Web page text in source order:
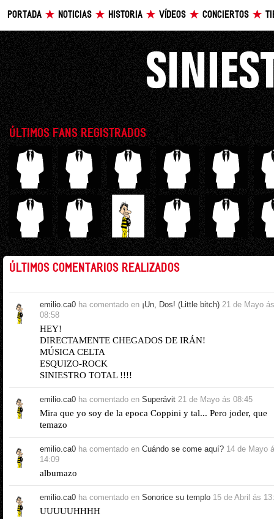
PORTADA NOTICIAS HISTORIA VÍDEOS CONCIERTOS
ÚLTIMOS FANS REGISTRADOS
ÚLTIMOS COMENTARIOS REALIZADOS
emilio.ca0 ha comentado en ¡Un, Dos! (Little bitch) 21 de Mayo ás
08:58
HEY!
DIRECTAMENTE CHEGADOS DE IRÁN!
MÚSICA CELTA
ESQUIZO-ROCK
SINIESTRO TOTAL !!!!
emilio.ca0 ha comentado en Superávit 21 de Mayo ás 08:45
Mira que yo soy de la epoca Coppini y tal... Pero joder, que
temazo
emilio.ca0 ha comentado en Cuándo se come aquí? 14 de Mayo
14:09
albumazo
emilio.ca0 ha comentado en Sonorice su templo 15 de Abril ás
UUUUUHHHH